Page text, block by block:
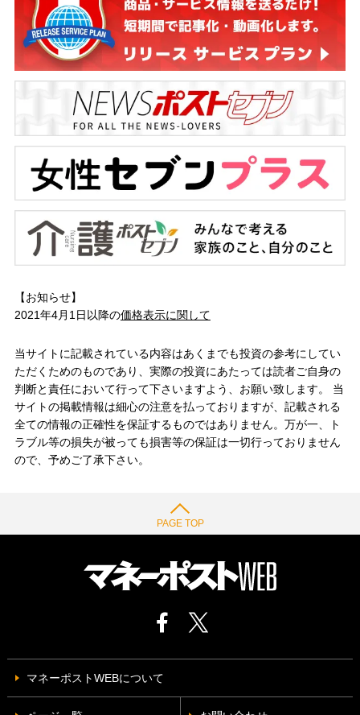
【お知らせ】
2021年4月1日以降の価格表示に関して
当サイトに記載されている内容はあくまでも投資の参考にしてい
ただくためのものであり、実際の投資にあたっては読者ご自身の
判断と責任において行って下さいますよう、お願い致します。 当
サイトの掲載情報は細心の注意を払っておりますが、記載される
全ての情報の正確性を保証するものではありません。万が一、ト
ラブル等の損失が被っても損害等の保証は一切行っておりません
ので、予めご了承下さい。
PAGE TOP
マネーポストWEBについて